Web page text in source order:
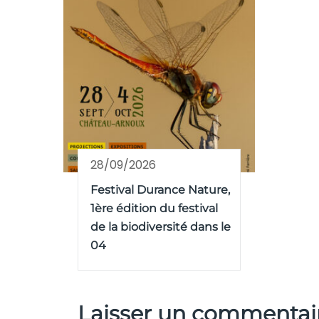
28/09/2026
Festival Durance Nature,
1ère édition du festival
de la biodiversité dans le
04
Laisser un